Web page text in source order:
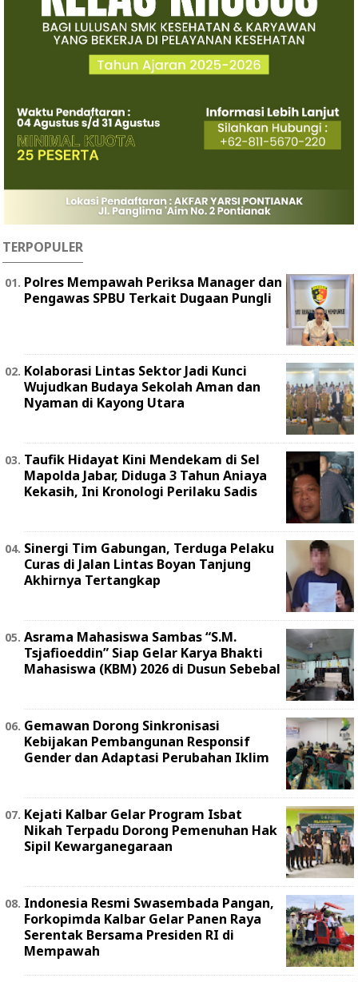
TERPOPULER
Polres Mempawah Periksa Manager dan
Pengawas SPBU Terkait Dugaan Pungli
Kolaborasi Lintas Sektor Jadi Kunci
Wujudkan Budaya Sekolah Aman dan
Nyaman di Kayong Utara
Taufik Hidayat Kini Mendekam di Sel
Mapolda Jabar, Diduga 3 Tahun Aniaya
Kekasih, Ini Kronologi Perilaku Sadis
Sinergi Tim Gabungan, Terduga Pelaku
Curas di Jalan Lintas Boyan Tanjung
Akhirnya Tertangkap
Asrama Mahasiswa Sambas “S.M.
Tsjafioeddin” Siap Gelar Karya Bhakti
Mahasiswa (KBM) 2026 di Dusun Sebebal
Gemawan Dorong Sinkronisasi
Kebijakan Pembangunan Responsif
Gender dan Adaptasi Perubahan Iklim
Kejati Kalbar Gelar Program Isbat
Nikah Terpadu Dorong Pemenuhan Hak
Sipil Kewarganegaraan
Indonesia Resmi Swasembada Pangan,
Forkopimda Kalbar Gelar Panen Raya
Serentak Bersama Presiden RI di
Mempawah